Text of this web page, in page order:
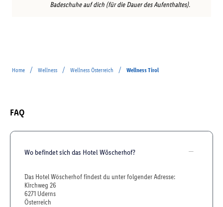
Badeschuhe auf dich (für die Dauer des Aufenthaltes).
Home / Wellness / Wellness Österreich / Wellness Tirol
FAQ
Wo befindet sich das Hotel Wöscherhof?
Das Hotel Wöscherhof findest du unter folgender Adresse:
Kirchweg 26
6271 Uderns
Österreich